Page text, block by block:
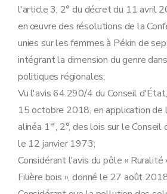
l'article 3, 2° du décret du 11 avril
en œuvre des résolutions de la
unies sur les femmes à Pékin de
intégrant la dimension du genre
politiques régionales;
Vu l'avis 64.290/4 du Conseil
15 octobre 2018, en application de
alinéa 1er, 2°, des lois sur le
le 12 janvier 1973;
Considérant l'avis du pôle «
Filière bois », donné le 27 août